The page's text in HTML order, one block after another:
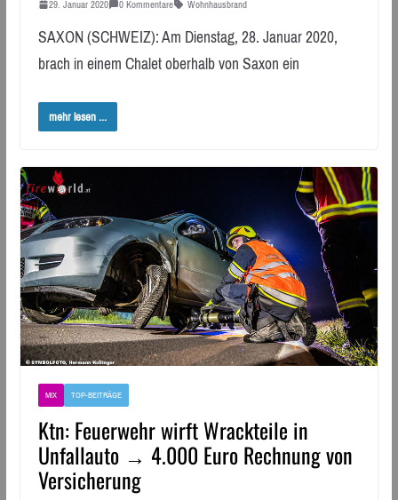
29. Januar 2020 0 Kommentare Wohnhausbrand
SAXON (SCHWEIZ): Am Dienstag, 28. Januar 2020,
brach in einem Chalet oberhalb von Saxon ein
mehr lesen ...
MIX TOP-BEITRÄGE
Ktn: Feuerwehr wirft Wrackteile in
Unfallauto → 4.000 Euro Rechnung von
Versicherung